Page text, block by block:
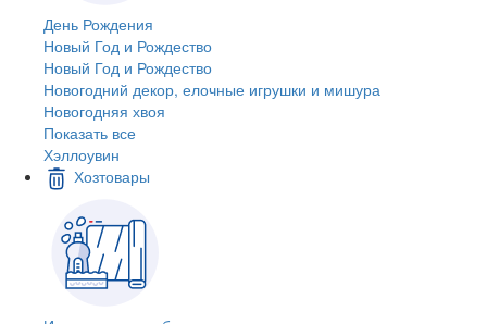
День Рождения
Новый Год и Рождество
Новый Год и Рождество
Новогодний декор, елочные игрушки и мишура
Новогодняя хвоя
Показать все
Хэллоувин
Хозтовары